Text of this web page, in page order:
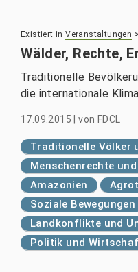
Existiert in Veranstaltungen >
Wälder, Rechte,
Traditionelle
die internationale
17.09.2015 |von FDCL
Traditionelle Völker
Menschenrechte
Amazonien
Soziale Bewegungen
Landkonflikte und
Politik und